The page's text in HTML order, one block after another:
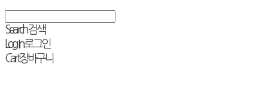
Search검색
Log In로그인
Cart장바구니